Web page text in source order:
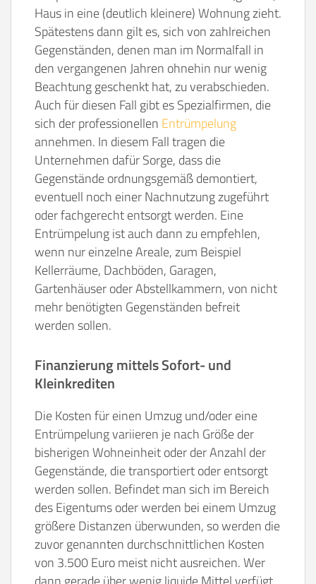
Haus in eine (deutlich kleinere) Wohnung zieht.
Spätestens dann gilt es, sich von zahlreichen
Gegenständen, denen man im Normalfall in
den vergangenen Jahren ohnehin nur wenig
Beachtung geschenkt hat, zu verabschieden.
Auch für diesen Fall gibt es Spezialfirmen, die
sich der professionellen Entrümpelung
annehmen. In diesem Fall tragen die
Unternehmen dafür Sorge, dass die
Gegenstände ordnungsgemäß demontiert,
eventuell noch einer Nachnutzung zugeführt
oder fachgerecht entsorgt werden. Eine
Entrümpelung ist auch dann zu empfehlen,
wenn nur einzelne Areale, zum Beispiel
Kellerräume, Dachböden, Garagen,
Gartenhäuser oder Abstellkammern, von nicht
mehr benötigten Gegenständen befreit
werden sollen.
Finanzierung mittels Sofort- und
Kleinkrediten
Die Kosten für einen Umzug und/oder eine
Entrümpelung variieren je nach Größe der
bisherigen Wohneinheit oder der Anzahl der
Gegenstände, die transportiert oder entsorgt
werden sollen. Befindet man sich im Bereich
des Eigentums oder werden bei einem Umzug
größere Distanzen überwunden, so werden die
zuvor genannten durchschnittlichen Kosten
von 3.500 Euro meist nicht ausreichen. Wer